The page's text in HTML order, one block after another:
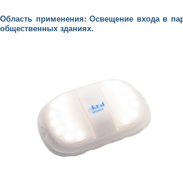
Область применения: Освещение входа в
общественных зданиях.